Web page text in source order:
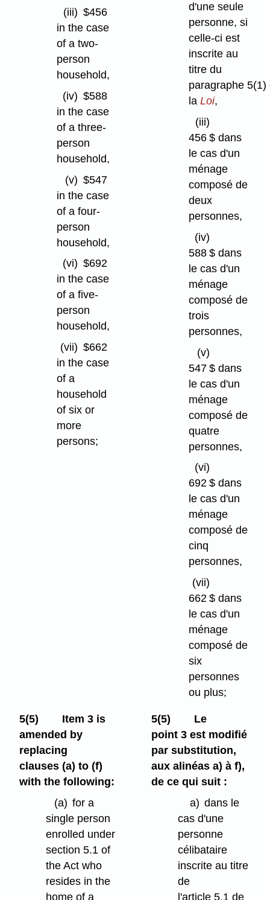
(iii) $456
in the case
of a two-
person
household,
(iv) $588
in the case
of a three-
person
household,
(v) $547
in the case
of a four-
person
household,
(vi) $692
in the case
of a five-
person
household,
(vii) $662
in the case
of a
household
of six or
more
persons;
d'une seule
personne, si
celle-ci est
inscrite au
titre du
paragraphe 5(1)
la Loi,
(iii)
456 $ dans
le cas d'un
ménage
composé de
deux
personnes,
(iv)
588 $ dans
le cas d'un
ménage
composé de
trois
personnes,
(v)
547 $ dans
le cas d'un
ménage
composé de
quatre
personnes,
(vi)
692 $ dans
le cas d'un
ménage
composé de
cinq
personnes,
(vii)
662 $ dans
le cas d'un
ménage
composé de
six
personnes
ou plus;
5(5)
Item 3 is
amended by
replacing
clauses (a) to (f)
with the following:
(a) for a
single person
enrolled under
section 5.1 of
the Act who
resides in the
home of a
5(5)
Le
point 3 est modifié
par substitution,
aux alinéas a) à f),
de ce qui suit :
a) dans le
cas d'une
personne
célibataire
inscrite au titre
de
l'article 5.1 de